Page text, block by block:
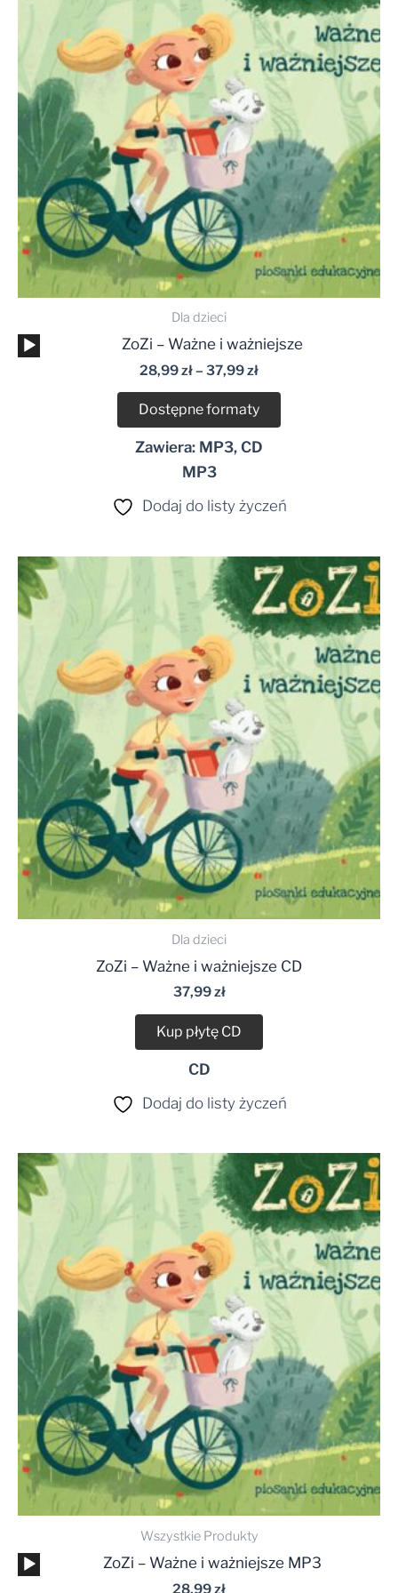
Dla dzieci
Odtwarzacz
plików
dźwiękowych
ZoZi – Ważne i ważniejsze
28,99zł– 37,99zł
do
37,99 zł
Dostępne formaty
Zawiera: MP3, CD
MP3
Dodaj do listy życzeń
Dla dzieci
ZoZi – Ważne i ważniejsze CD
37,99zł
Kup płytę CD
CD
Dodaj do listy życzeń
Wszystkie Produkty
Odtwarzacz
plików
ZoZi – Ważne i ważniejsze MP3
28,99zł